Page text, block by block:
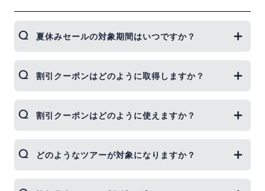
夏休みセールの対象期間はいつですか？
59分まで、セール対象期間は7月1日～9月30日出発
の沖縄ダイビング旅行が対象となります。
割引クーポンはどのように取得しますか？
ク画面のリッチメニューからクーポンを取得してい
ただけます。
割引クーポンはどのように使えますか？
力欄に入力して計算ボタンをクリックしてくださ
い。
どのようなツアーが対象になりますか？